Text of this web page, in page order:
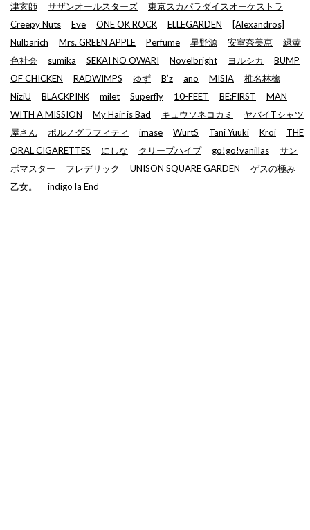
津玄師
サザンオールスターズ
東京スカパラダイスオーケストラ
Creepy Nuts
Eve ONE OK ROCK ELLEGARDEN
[Alexandros]
Nulbarich
Mrs. GREEN APPLE Perfume 星野源 安室奈美恵
緑黄
色社会
sumika SEKAI NO OWARI Novelbright ヨルシカ
BUMP
OF CHICKEN
RADWIMPS ゆず B’z ano MISIA
椎名林檎
NiziU
BLACKPINK milet Superfly 10-FEET BE:FIRST
MAN
WITH A MISSION
My Hair is Bad キュウソネコカミ
ヤバイTシャツ
屋さん
ポルノグラフィティ imase WurtS Tani Yuuki Kroi
THE
ORAL CIGARETTES
にしな クリープハイプ go!go!vanillas
サン
ボマスター
フレデリック UNISON SQUARE GARDEN
ゲスの極み
乙女。
indigo la End